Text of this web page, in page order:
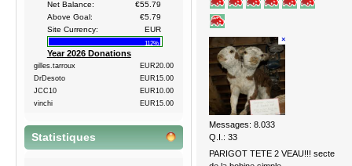
Net Balance:
€55.79
Above Goal:
€5.79
Site Currency:
EUR
112%
Year 2026 Donations
gilles.tarroux
EUR20.00
DrDesoto
EUR15.00
JCC10
EUR10.00
vinchi
EUR15.00
Statistiques
Messages: 8.033
Q.I.: 33
PARIGOT TETE 2 VEAU!!! secte